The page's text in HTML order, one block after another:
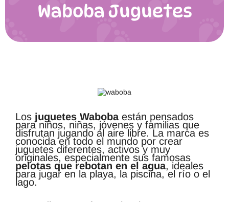
Waboba Juguetes
Los juguetes Wabobaestán pensados
para niños, niñas, jóvenes y familias que
disfrutan jugando al aire libre. La marca es
conocida en todo el mundo por crear
juguetes diferentes, activos y muy
originales, especialmente sus famosas
pelotas que rebotan en el agua, ideales
para jugar en la playa, la piscina, el río o el
lago.